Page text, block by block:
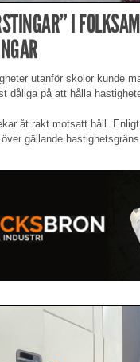
I
utanför skolor kunde
dåliga på att hålla
åt rakt motsatt håll.
gällande